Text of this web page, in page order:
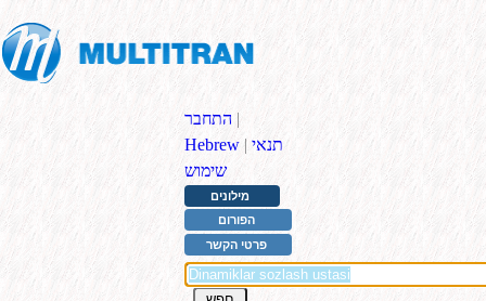
התחבר |
Hebrew | תנאי
שימוש
מילונים
הפורום
פרטי הקשר